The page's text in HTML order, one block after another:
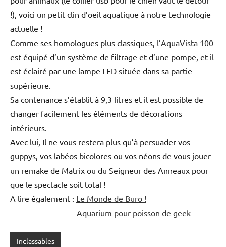
!), voici un petit clin d’oeil aquatique à notre technologie
actuelle !
Comme ses homologues plus classiques, l’AquaVista 100
est équipé d’un système de filtrage et d’une pompe, et il
est éclairé par une lampe LED située dans sa partie
supérieure.
Sa contenance s’établit à 9,3 litres et il est possible de
changer facilement les éléments de décorations
intérieurs.
Avec lui, Il ne vous restera plus qu’à persuader vos
guppys, vos labéos bicolores ou vos néons de vous jouer
un remake de Matrix ou du Seigneur des Anneaux pour
que le spectacle soit total !
A lire également : Le Monde de Buro !
Aquarium pour poisson de geek
Inclassables